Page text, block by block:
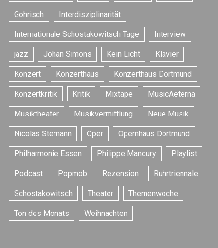
Gohrisch Interdisziplinarität
Internationale Schostakowitsch Tage Interview
jazz Johan Simons Kein Licht Klavier
Konzert Konzerthaus Konzerthaus Dortmund
Konzertkritik Kritik Mixtape MusicAeterna
Musiktheater Musikvermittlung Neue Musik
Nicolas Stemann Oper Opernhaus Dortmund
Philharmonie Essen Philippe Manoury Playlist
Podcast Popmob Rezension Ruhrtriennale
Schostakowitsch Theater Themenwoche
Ton des Monats Weihnachten
S
e
a
c
h
f
o
: